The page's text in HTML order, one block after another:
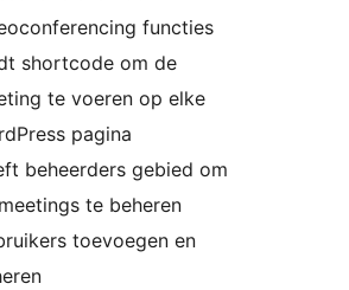
functies
shortcode om de
te voeren op elke
pagina
beheerders gebied om
te beheren
toevoegen en